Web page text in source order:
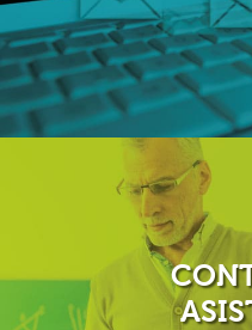
Toda la comunidad
comunicación, mediante